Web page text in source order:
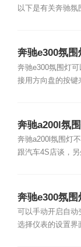
以下是有关奔驰氛
奔驰e300氛围
奔驰e300氛围灯
接用方向盘的按键
奔驰a200l氛
奔驰a200l氛围灯
跟汽车4S店谈，
奔驰e300氛
可以手动开启自
选择仪表的设置界